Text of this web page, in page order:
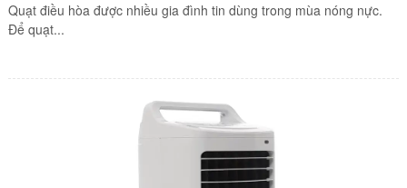
Quạt điều hòa được nhiều gia đình tin dùng trong mùa nóng nực.
Để quạt...